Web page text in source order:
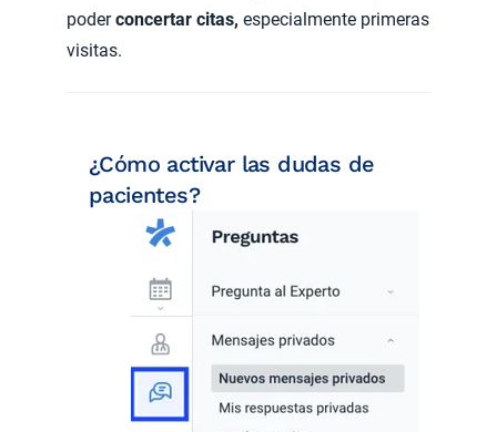
poderconcertar citas, especialmente primeras
visitas.
¿Cómo activar las dudas de
pacientes?